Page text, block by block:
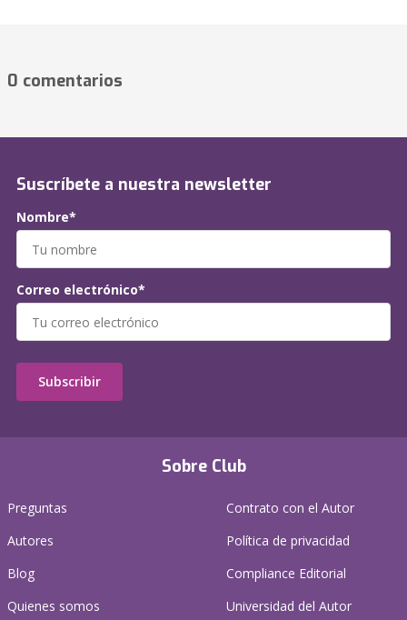
0 comentarios
Sobre Club
Preguntas
Autores
Blog
Quienes somos
Contrato con el Autor
Política de privacidad
Compliance Editorial
Universidad del Autor
Suscríbete a nuestra newsletter
Nombre*
Correo electrónico*
Subscribir